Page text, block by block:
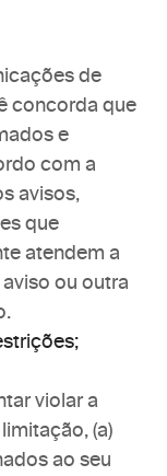
de
concorda que
e
com a
avisos,
que
atendem a
ou outra
violar a
(a)
ao seu